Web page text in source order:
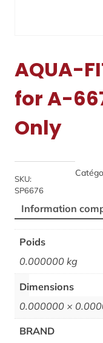
AQUA-
for A-
Only
SKU:
SP6676
Information
Poids
0.000000 kg
Dimensions
0.000000 ×
BRAND